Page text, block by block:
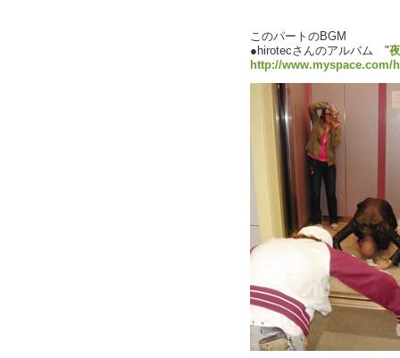
このパートのBGM
●hirotecさんのアルバム "
http://www.myspace.com/